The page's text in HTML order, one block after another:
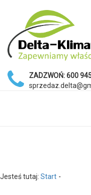
ZADZWOŃ:600
Jesteś tutaj: Start